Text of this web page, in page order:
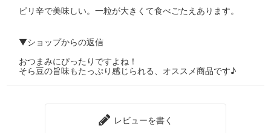
ピリ辛で美味しい。一粒が大きくて食べごたえあります。
▼ショップからの返信
おつまみにぴったりですよね！
そら豆の旨味もたっぷり感じられる、オススメ商品です♪
レビューを書く